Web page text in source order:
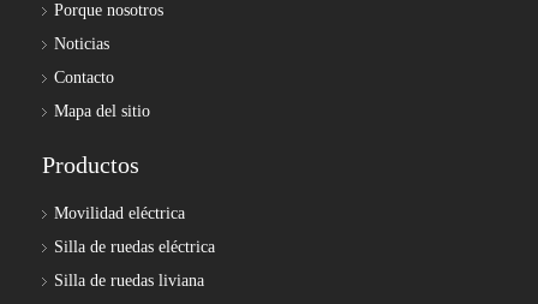
Porque nosotros
Noticias
Contacto
Mapa del sitio
Productos
Movilidad eléctrica
Silla de ruedas eléctrica
Silla de ruedas liviana